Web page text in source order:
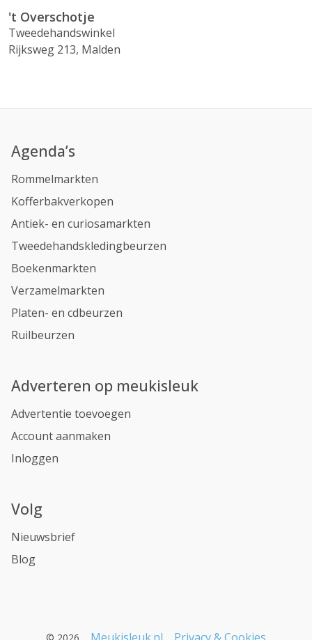
't Overschotje
Tweedehandswinkel
Rijksweg 213, Malden
Agenda’s
Rommelmarkten
Kofferbakverkopen
Antiek- en curiosamarkten
Tweedehandskledingbeurzen
Boekenmarkten
Verzamelmarkten
Platen- en cdbeurzen
Ruilbeurzen
Adverteren op meukisleuk
Advertentie toevoegen
Account aanmaken
Inloggen
Volg
Nieuwsbrief
Blog